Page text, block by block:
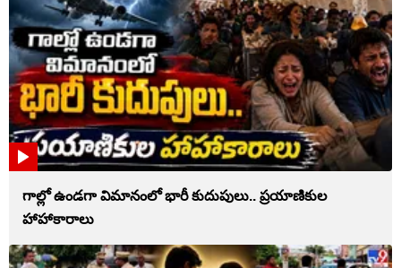
గాల్లో ఉండగా విమానంలో భారీ కుదుపులు.. ప్రయాణికుల
హాహాకారాలు